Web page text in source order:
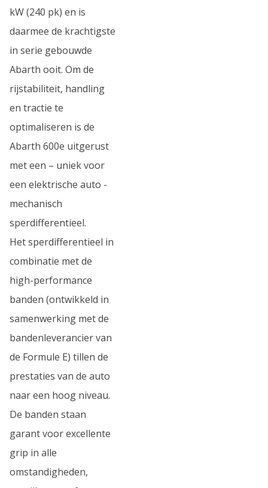
kW (240 pk) en is
daarmee de krachtigste
in serie gebouwde
Abarth ooit. Om de
rijstabiliteit, handling
en tractie te
optimaliseren is de
Abarth 600e uitgerust
met een – uniek voor
een elektrische auto -
mechanisch
sperdifferentieel.
Het sperdifferentieel in
combinatie met de
high-performance
banden (ontwikkeld in
samenwerking met de
bandenleverancier van
de Formule E) tillen de
prestaties van de auto
naar een hoog niveau.
De banden staan
garant voor excellente
grip in alle
omstandigheden,